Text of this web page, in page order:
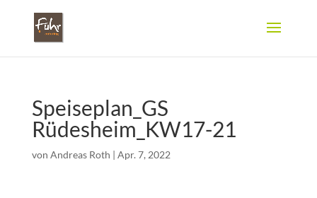
Speiseplan_GS
Rüdesheim_KW17-21
von Andreas Roth | Apr. 7, 2022